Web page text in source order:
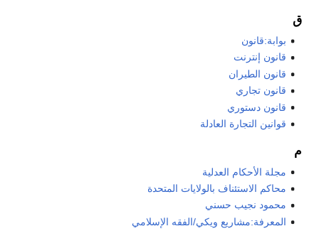
ق
بوابة:قانون
قانون إنترنت
قانون الطيران
قانون تجاري
قانون دستوري
قوانين التجارة العادلة
م
مجلة الأحكام العدلية
محاكم الاستئناف بالولايات المتحدة
محمود نجيب حسني
المعرفة:مشاريع ويكي/الفقه الإسلامي